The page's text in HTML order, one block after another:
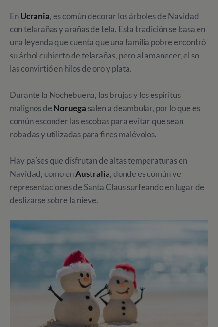
EnUcrania, es común decorar los árboles de Navidad
con telarañas y arañas de tela. Esta tradición se basa en
una leyenda que cuenta que una familia pobre encontró
su árbol cubierto de telarañas, pero al amanecer, el sol
las convirtió en hilos de oro y plata.
Durante la Nochebuena, las brujas y los espíritus
malignos de Noruega salen a deambular, por lo que es
común esconder las escobas para evitar que sean
robadas y utilizadas para fines malévolos.
Hay países que disfrutan de altas temperaturas en
Navidad, como enAustralia, donde es común ver
representaciones de Santa Claus surfeando en lugar de
deslizarse sobre la nieve.